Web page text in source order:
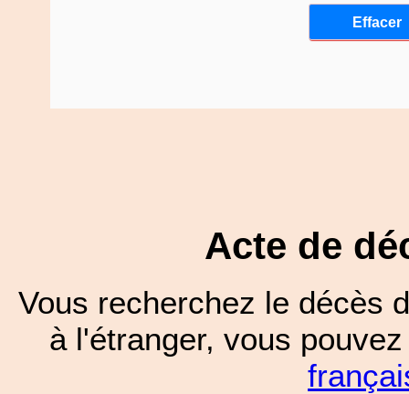
Acte de
Vous recherchez le décès
à l'étranger, vous